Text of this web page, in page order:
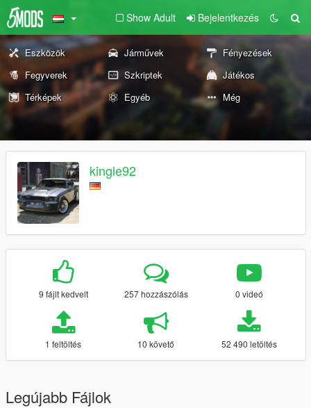
Show Adult Bejelentkezés
Eszközök Járművek
Fényezések
Fegyverek
Szkriptek
Játékos
Térképek
Egyéb Még
kingle92
9 fájlt kedvelt 257 hozzászólás 0 videó
1 feltöltés 10 követő 52 490 letöltés
Legújabb Fájlok